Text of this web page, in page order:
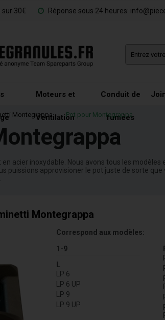
sur 30€ Réponse sous 24 heures:
Moteurs et
Ventilation
Conduit de
fumées
Montegrappa » Pot pour Montegrappa
acier inoxydable. Nous avons tous les
puissions approvisioner le pot juste de sorte
Montegrappa
Correspond aux modèles:
1-9
L
LP 6
LP 6 UP
LP 9
LP 9 UP